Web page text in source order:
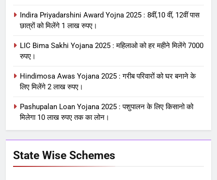
Indira Priyadarshini Award Yojna 2025 : 8वीं,10 वीं, 12वीं पास
छात्रों को मिलेंगे 1 लाख रुपए।
LIC Bima Sakhi Yojana 2025 : महिलाओ को हर महीने मिलेंगे 7000
रुपए।
Hindimosa Awas Yojana 2025 : गरीब परिवारों को घर बनाने के
लिए मिलेंगे 2 लाख रुपए।
Pashupalan Loan Yojana 2025 : पशुपालन के लिए किसानो को
मिलेगा 10 लाख रुपए तक का लोन।
State Wise Schemes